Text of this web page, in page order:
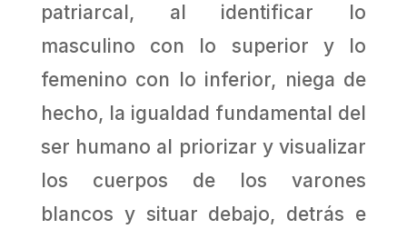
patriarcal, al identificar lo
masculino con lo superior y lo
femenino con lo inferior, niega de
hecho, la igualdad fundamental del
ser humano al priorizar y visualizar
los cuerpos de los varones
blancos y situar debajo, detrás e